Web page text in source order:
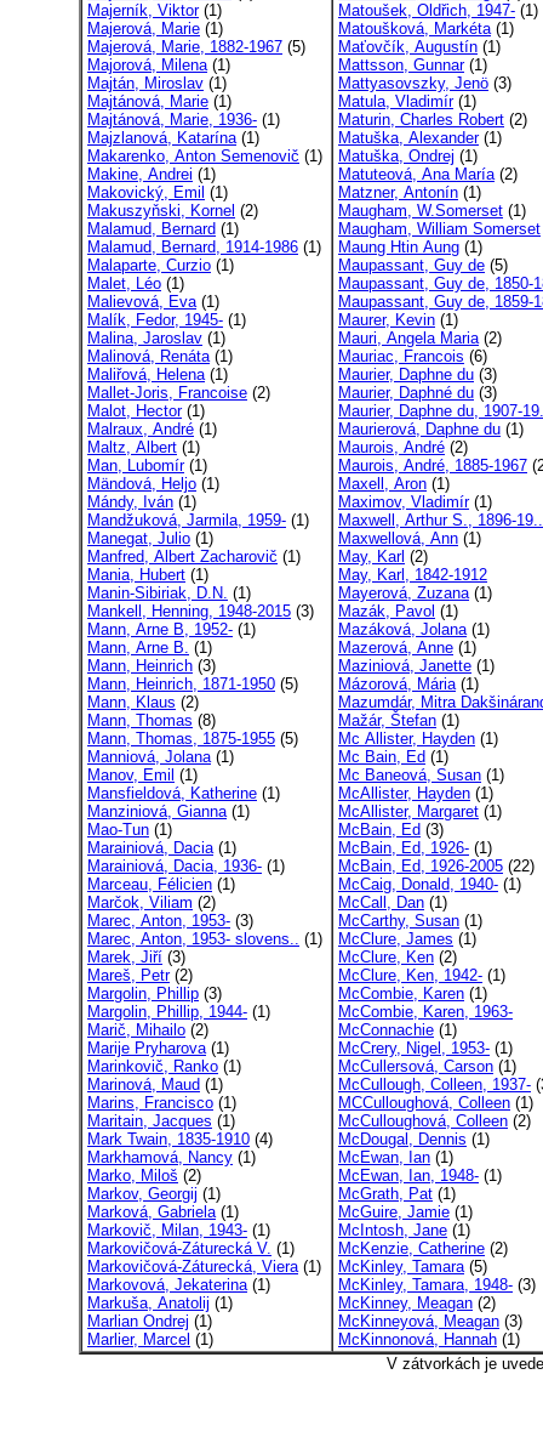
Majerník, Viktor(1)
Majerová, Marie (1)
Majerová, Marie, 1882-1967 (5)
Majorová, Milena(1)
Majtán, Miroslav (1)
Majtánová, Marie (1)
Majtánová, Marie, 1936- (1)
Majzlanová, Katarína(1)
Makarenko, Anton Semenovič (1)
Makine, Andrei (1)
Makovický, Emil (1)
Makuszyňski, Kornel (2)
Malamud, Bernard (1)
Malamud, Bernard, 1914-1986 (1)
Malaparte, Curzio (1)
Malet, Léo (1)
Malievová, Eva(1)
Malík, Fedor, 1945- (1)
Malina, Jaroslav (1)
Malinová, Renáta(1)
Maliřová, Helena(1)
Mallet-Joris, Francoise (2)
Malot, Hector(1)
Malraux, André (1)
Maltz, Albert (1)
Man, Lubomír(1)
Mändová, Heljo (1)
Mándy, Iván (1)
Mandžuková, Jarmila, 1959- (1)
Manegat, Julio (1)
Manfred, Albert Zacharovič (1)
Mania, Hubert (1)
Manin-Sibiriak, D.N. (1)
Mankell, Henning, 1948-2015 (3)
Mann, Arne B, 1952- (1)
Mann, Arne B. (1)
Mann, Heinrich (3)
Mann, Heinrich, 1871-1950 (5)
Mann, Klaus (2)
Mann, Thomas (8)
Mann, Thomas, 1875-1955 (5)
Manniová, Jolana(1)
Manov, Emil (1)
Mansfieldová, Katherine (1)
Manziniová, Gianna(1)
Mao-Tun (1)
Marainiová, Dacia(1)
Marainiová, Dacia, 1936- (1)
Marceau, Félicien (1)
Marčok, Viliam (2)
Marec, Anton, 1953- (3)
Marec, Anton, 1953- slovens.. (1)
Marek, Jiří (3)
Mareš, Petr(2)
Margolin, Phillip (3)
Margolin, Phillip, 1944- (1)
Marič, Mihailo (2)
Marije Pryharova(1)
Marinkovič, Ranko (1)
Marinová, Maud (1)
Marins, Francisco (1)
Maritain, Jacques (1)
Mark Twain, 1835-1910 (4)
Markhamová, Nancy (1)
Marko, Miloš (2)
Markov, Georgij (1)
Marková, Gabriela(1)
Markovič, Milan, 1943- (1)
Markovičová-Záturecká V. (1)
Markovičová-Záturecká, Viera(1)
Markovová, Jekaterina(1)
Markuša, Anatolij (1)
Marlian Ondrej (1)
Marlier, Marcel (1)
Matoušek, Oldřich, 1947- (1)
Matoušková, Markéta(1)
Maťovčík, Augustín (1)
Mattsson, Gunnar(1)
Mattyasovszky, Jenö (3)
Matula, Vladimír(1)
Maturin, Charles Robert (2)
Matuška, Alexander(1)
Matuška, Ondrej (1)
Matuteová, Ana María(2)
Matzner, Antonín (1)
Maugham, W.Somerset (1)
Maugham, William Somerset
Maung Htin Aung (1)
Maupassant, Guy de (5)
Maupassant, Guy de, 1850-
Maupassant, Guy de, 1859-
Maurer, Kevin (1)
Mauri, Angela Maria(2)
Mauriac, Francois (6)
Maurier, Daphne du (3)
Maurier, Daphné du (3)
Maurier, Daphne du, 1907-
Maurierová, Daphne du (1)
Maurois, André (2)
Maurois, André, 1885-1967
Maxell, Aron (1)
Maximov, Vladimír(1)
Maxwell, Arthur S., 1896-19..
Maxwellová, Ann (1)
May, Karl (2)
May, Karl, 1842-1912
Mayerová, Zuzana(1)
Mazák, Pavol (1)
Mazáková, Jolana(1)
Mazerová, Anne (1)
Maziniová, Janette (1)
Mázorová, Mária(1)
Mazumdár, Mitra
Mažár, Štefan (1)
Mc Allister, Hayden (1)
Mc Bain, Ed (1)
Mc Baneová, Susan (1)
McAllister, Hayden (1)
McAllister, Margaret (1)
McBain, Ed (3)
McBain, Ed, 1926- (1)
McBain, Ed, 1926-2005 (22)
McCaig, Donald, 1940- (1)
McCall, Dan (1)
McCarthy, Susan (1)
McClure, James (1)
McClure, Ken (2)
McClure, Ken, 1942- (1)
McCombie, Karen (1)
McCombie, Karen, 1963-
McConnachie (1)
McCrery, Nigel, 1953- (1)
McCullersová, Carson (1)
McCullough, Colleen, 1937-
MCCulloughová, Colleen (1)
McCulloughová, Colleen (2)
McDougal, Dennis (1)
McEwan, Ian (1)
McEwan, Ian, 1948- (1)
McGrath, Pat (1)
McGuire, Jamie (1)
McIntosh, Jane (1)
McKenzie, Catherine (2)
McKinley, Tamara(5)
McKinley, Tamara, 1948- (3)
McKinney, Meagan (2)
McKinneyová, Meagan (3)
McKinnonová, Hannah (1)
V zátvorkách je